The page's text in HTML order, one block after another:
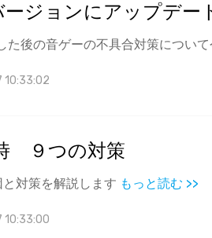
ージョンにアップデ
た後の音ゲーの不具合対策につい
10:33:02
９つの対策
対策を解説します もっと読む >>
10:33:00